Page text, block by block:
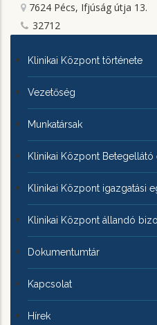
7624 Pécs, Ifjúság útja 13.
32712
KLINIKAI
KÖZPONTRÓL
Klinikai Központ története
Vezetőség
Munkatársak
Klinikai Központ Betegellátó
Klinikai Központ igazgatási
Klinikai Központ állandó
Dokumentumtár
Kapcsolat
Hírek